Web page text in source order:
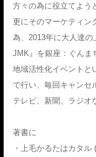
方々の為に役立てよう
更にそのマーケティン
為、2013年に大人達
JMK』を銀座：ぐんま
地域活性化イベントと
で行い、毎回キャンセ
テレビ、新聞、ラジオ
著書に
・上毛かるたはカタル